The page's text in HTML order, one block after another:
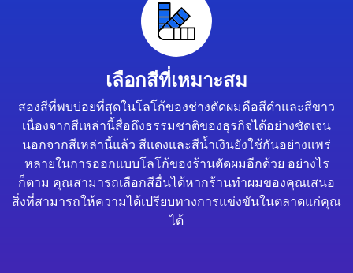
เลือกสีที่เหมาะสม
สองสีที่พบบ่อยที่สุดในโลโก้ของช่างตัดผมคือสีดำและสีขาว
เนื่องจากสีเหล่านี้สื่อถึงธรรมชาติของธุรกิจได้อย่างชัดเจน
นอกจากสีเหล่านี้แล้ว สีแดงและสีน้ำเงินยังใช้กันอย่างแพร่
หลายในการออกแบบโลโก้ของร้านตัดผมอีกด้วย อย่างไร
ก็ตาม คุณสามารถเลือกสีอื่นได้หากร้านทำผมของคุณเสนอ
สิ่งที่สามารถให้ความได้เปรียบทางการแข่งขันในตลาดแก่คุณ
ได้